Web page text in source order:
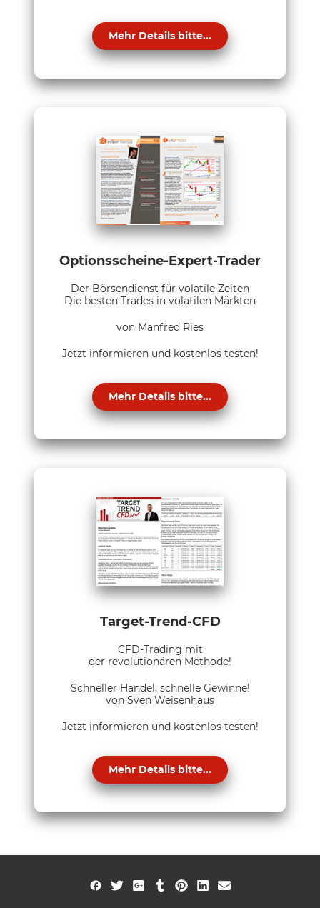
Mehr Details bitte...
Optionsscheine-Expert-Trader
Der Börsendienst für volatile Zeiten
Die besten Trades in volatilen Märkten
von Manfred Ries
Jetzt informieren und kostenlos testen!
Mehr Details bitte...
Target-Trend-CFD
CFD-Trading mit
der revolutionären Methode!
Schneller Handel, schnelle Gewinne!
von Sven Weisenhaus
Jetzt informieren und kostenlos testen!
Mehr Details bitte...